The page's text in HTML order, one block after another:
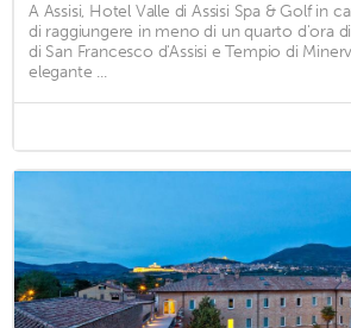
A Assisi, Hotel Valle di Assisi Spa & Golf in
di raggiungere in meno di un quarto d'ora
di San Francesco d'Assisi e Tempio di
elegante ...